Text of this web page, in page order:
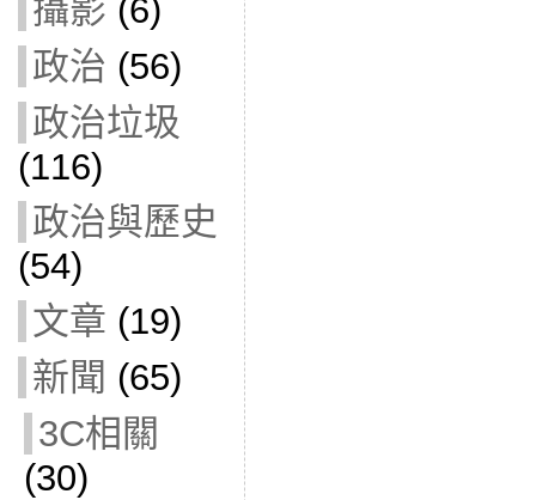
攝影 (6)
政治 (56)
政治垃圾
(116)
政治與歷史
(54)
文章 (19)
新聞 (65)
3C相關
(30)